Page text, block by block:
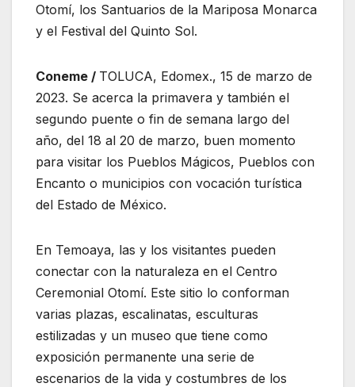
Otomí, los Santuarios de la Mariposa Monarca
y el Festival del Quinto Sol.
Coneme / TOLUCA, Edomex., 15 de marzo de
2023. Se acerca la primavera y también el
segundo puente o fin de semana largo del
año, del 18 al 20 de marzo, buen momento
para visitar los Pueblos Mágicos, Pueblos con
Encanto o municipios con vocación turística
del Estado de México.
En Temoaya, las y los visitantes pueden
conectar con la naturaleza en el Centro
Ceremonial Otomí. Este sitio lo conforman
varias plazas, escalinatas, esculturas
estilizadas y un museo que tiene como
exposición permanente una serie de
escenarios de la vida y costumbres de los